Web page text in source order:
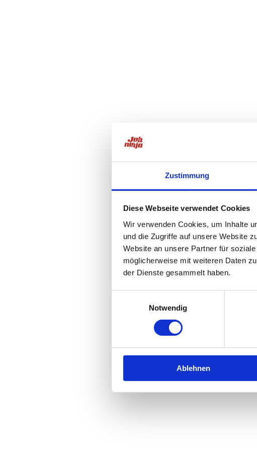
Zustimmung
Diese Webseite verwendet Cookies
Wir verwenden Cookies, um Inhalte
und die Zugriffe auf unsere Website
Website an unsere Partner für
möglicherweise mit weiteren Daten
der Dienste gesammelt haben.
Notwendig
Ablehnen
Application error: aclient-side